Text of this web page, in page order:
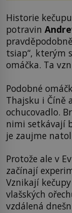
Historie
potravin
tsiap“, kterým
omáčka. Ta
Podobné
Thajsku i Číně
ochucovadlo.
nimi setkávají
je zaujme
Protože ale v
začínají
Vznikají
vlašských
vzdálená